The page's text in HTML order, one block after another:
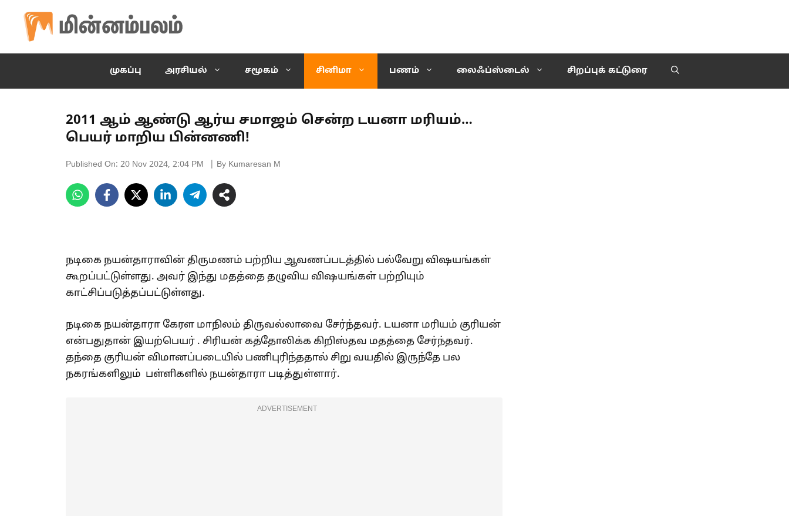
content
முகப்பு அரசியல் சமூகம் சினிமா பணம் லைஃப்ஸ்டைல் சிறப்புக் கட்டுரை
2011 ஆம் ஆண்டு ஆர்ய சமாஜம் சென்ற டயனா மரியம்…
பெயர் மாறிய பின்னணி!
Published On: 20 Nov 2024, 2:04 PM | By Kumaresan M
நடிகை நயன்தாராவின் திருமணம் பற்றிய ஆவணப்படத்தில் பல்வேறு விஷயங்கள்
கூறப்பட்டுள்ளது. அவர் இந்து மதத்தை தழுவிய விஷயங்கள் பற்றியும்
காட்சிப்படுத்தப்பட்டுள்ளது.
நடிகை நயன்தாரா கேரள மாநிலம் திருவல்லாவை சேர்ந்தவர். டயனா மரியம் குரியன்
என்பதுதான் இயற்பெயர் . சிரியன் கத்தோலிக்க கிறிஸ்தவ மதத்தை சேர்ந்தவர்.
தந்தை குரியன் விமானப்படையில் பணிபுரிந்ததால் சிறு வயதில் இருந்தே பல
நகரங்களிலும் பள்ளிகளில் நயன்தாரா படித்துள்ளார்.
ADVERTISEMENT